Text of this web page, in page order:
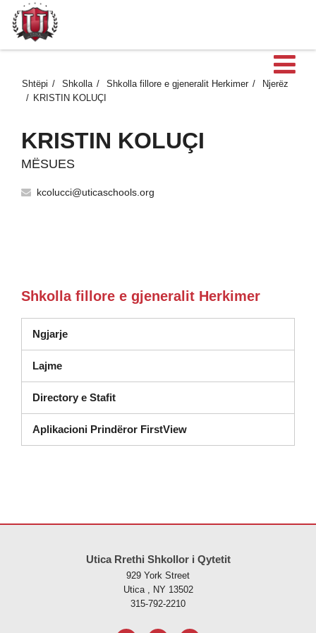
Shtëpi Shkolla Shkolla fillore e gjeneralit Herkimer
Njerëz
KRISTIN KOLUÇI
KRISTIN KOLUÇI
MËSUES
kcolucci@uticaschools.org
Shkolla fillore e gjeneralit Herkimer
Ngjarje
Lajme
Directory e Stafit
Aplikacioni Prindëror FirstView
Utica Rrethi Shkollor i Qytetit
929 York Street
Utica , NY 13502
315-792-2210